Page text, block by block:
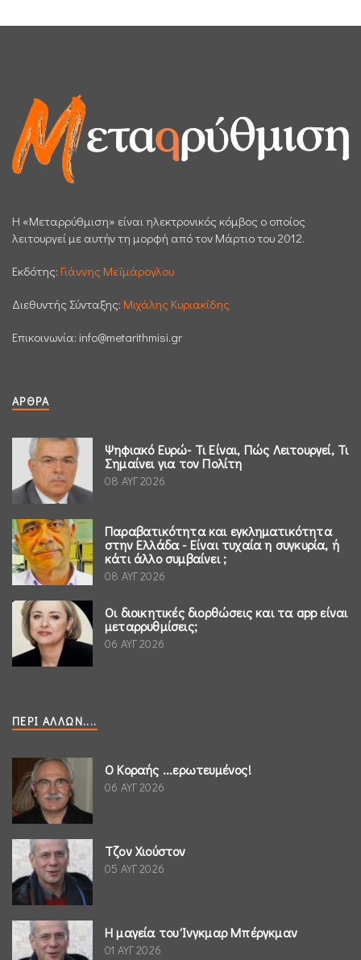
H «Μεταρρύθμιση» είναι ηλεκτρονικός κόμβος ο οποίος
λειτουργεί με αυτήν τη μορφή από τον Μάρτιο του 2012.
Εκδότης: Γιάννης Μεϊμάρογλου
Διεθυντής Σύνταξης: Μιχάλης Κυριακίδης
Επικοινωνία: info@metarithmisi.gr
ΆΡΘΡΑ
Ψηφιακό Ευρώ- Τι Είναι, Πώς Λειτουργεί, Τι
Σημαίνει για τον Πολίτη
08 ΑΥΓ 2026
Παραβατικότητα και εγκληματικότητα
στην Ελλάδα - Είναι τυχαία η συγκυρία, ή
κάτι άλλο συμβαίνει ;
08 ΑΥΓ 2026
Οι διοικητικές διορθώσεις και τα app είναι
μεταρρυθμίσεις;
06 ΑΥΓ 2026
ΠΕΡΊ ΆΛΛΩΝ....
Ο Κοραής ...ερωτευμένος!
06 ΑΥΓ 2026
Τζον Χιούστον
05 ΑΥΓ 2026
Η μαγεία του Ίνγκμαρ Μπέργκμαν
01 ΑΥΓ 2026